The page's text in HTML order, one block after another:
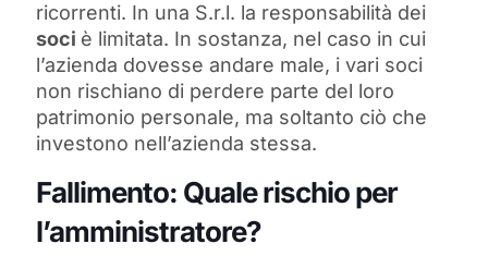
ricorrenti. In una S.r.l. la responsabilità dei
soci è limitata. In sostanza, nel caso in cui
l’azienda dovesse andare male, i vari soci
non rischiano di perdere parte del loro
patrimonio personale, ma soltanto ciò che
investono nell’azienda stessa.
Fallimento: Quale rischio per
l’amministratore?